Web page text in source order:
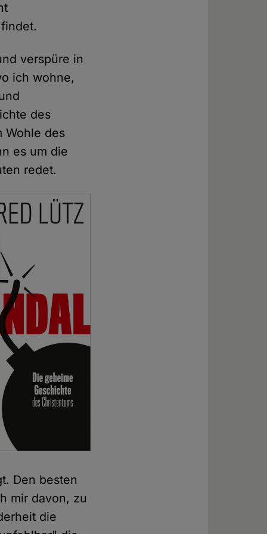
verspüre in
ich wohne,
des
Wohle des
es um die
redet.
Den besten
mir davon, zu
die